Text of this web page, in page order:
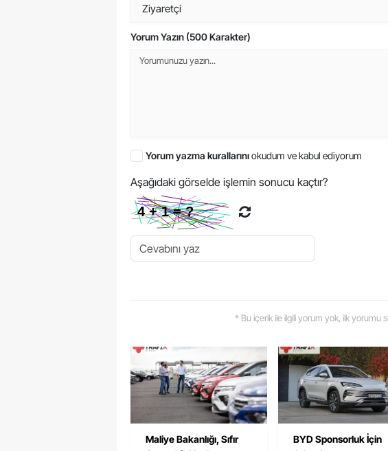
Yorum Yazın (500 Karakter)
Yorum yazma kurallarınıokudum ve kabul ediyorum
Aşağıdaki görselde işlemin sonucu kaçtır?
* Bu içerik ile ilgili yorum yok, ilk yorumu
Maliye Bakanlığı, Sıfır
BYD Sponsorluk İçin